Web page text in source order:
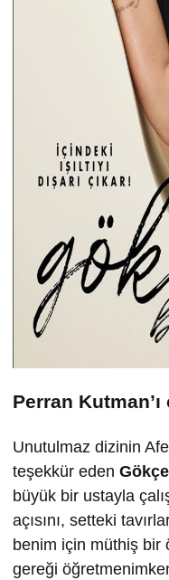
Perran
Unutulmaz dizinin
teşekkür eden
büyük bir ustayla
açısını, setteki
benim için müthiş
gereği